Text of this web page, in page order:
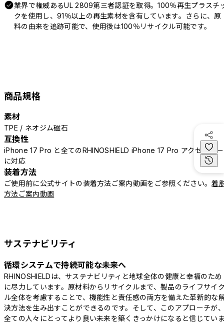
業界で権威あるUL 2809第三者認証を取得。100％再生プラスチ
クを使用し、91％以上の再生素材を含有しています。さらに、原
料の由来を追跡可能で、使用後は100％リサイクル可能です。
商品規格
素材
TPE / ネオジム磁石
互換性
iPhone 17 Pro と全てのRHINOSHIELD iPhone 17 Pro アクセサリー
に対応
装着方法
ご使用前に公式サイトの装着方法ご案内動画をご参照ください。着
方法ご案内動画
サステナビリティ
循環システムで持続可能な未来へ
RHINOSHIELDは、サステナビリティと地球全体の健康と幸福のため
に尽力しています。原材料からリサイクルまで、製品のライフサイ
ル全体を考慮することで、機能性と責任感の両方を備えた革新的な
決方法を生み出すことができるのです。そして、このアプローチが
全ての人々にとってより良い未来を築くきっかけになると信じてい